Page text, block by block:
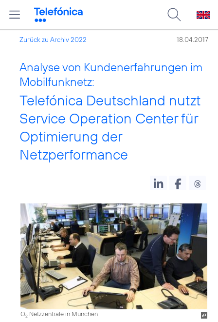
Zurück zu Archiv 2022 18.04.2017
Analyse von Kundenerfahrungen im
Mobilfunknetz:
Telefónica Deutschland nutzt
Service Operation Center für
Optimierung der
Netzperformance
O2 Netzzentrale in München